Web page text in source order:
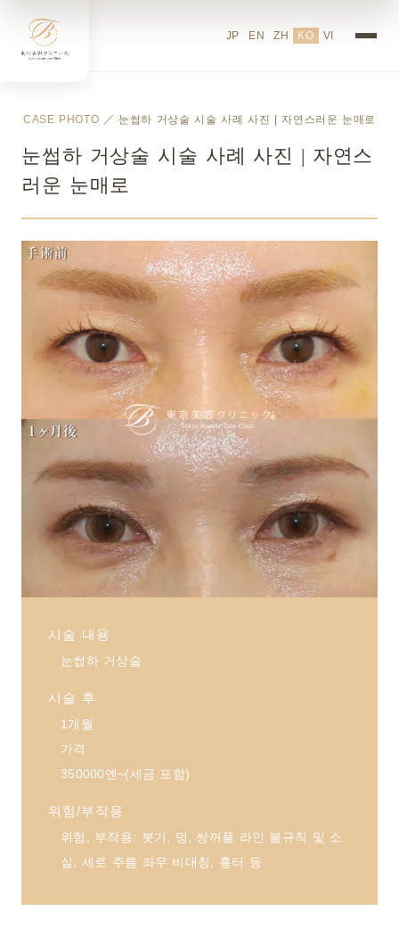
JP EN ZH KO VI
CASE PHOTO ／ 눈썹하 거상술 시술 사례 사진 | 자연스러운 눈매로
눈썹하 거상술 시술 사례 사진 | 자연스
러운 눈매로
시술 내용
눈썹하 거상술
시술 후
1개월
가격
350000엔~(세금 포함)
위험/부작용
위험, 부작용: 붓기, 멍, 쌍꺼풀 라인 불규칙 및 소
실, 세로 주름 좌우 비대칭, 흉터 등